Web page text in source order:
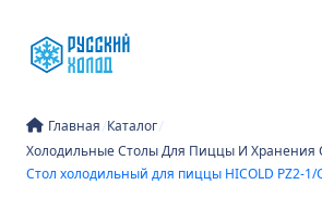
содержимому
Главная/Каталог/
Холодильные Столы Для Пиццы И Хранения
Стол холодильный для пиццы HICOLD PZ2-1/